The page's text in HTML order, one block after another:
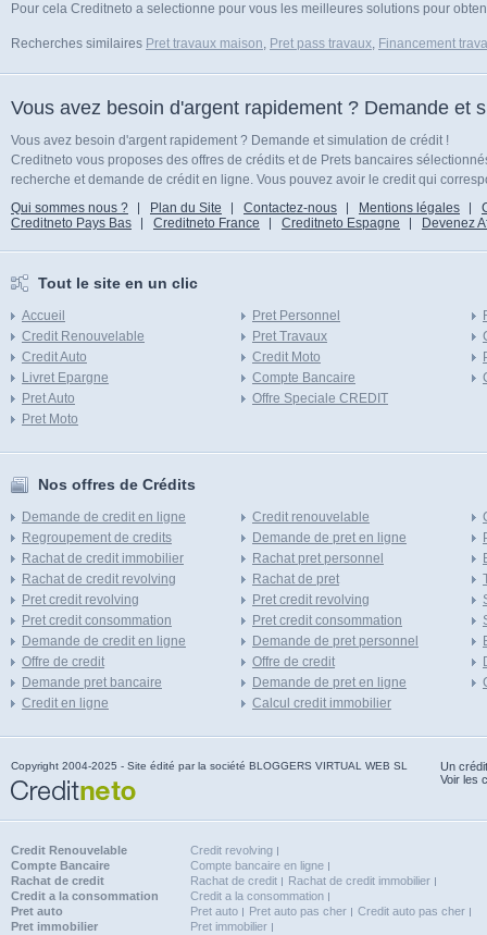
Pour cela Creditneto a selectionne pour vous les meilleures solutions pour
Recherches similaires Pret travaux maison, Pret pass travaux, Financement
Vous avez besoin d'argent rapidement ? Demande et
Vous avez besoin d'argent rapidement ? Demande et simulation de crédit !
Creditneto vous proposes des offres de crédits et de Prets bancaires
recherche et demande de crédit en ligne. Vous pouvez avoir le credit qui
Qui sommes nous ?
Plan du Site Contactez-nous Mentions légales
Creditneto Pays Bas
Creditneto France Creditneto Espagne Devenez
Tout le site en un clic
Accueil
Credit Renouvelable
Credit Auto
Livret Epargne
Pret Auto
Pret Moto
Pret Personnel
Pret Travaux
Credit Moto
Compte Bancaire
Offre Speciale CREDIT
Nos offres de Crédits
Demande de credit en ligne
Regroupement de credits
Rachat de credit immobilier
Rachat de credit revolving
Pret credit revolving
Pret credit consommation
Demande de credit en ligne
Offre de credit
Demande pret bancaire
Credit en ligne
Credit renouvelable
Demande de pret en ligne
Rachat pret personnel
Rachat de pret
Pret credit revolving
Pret credit consommation
Demande de pret personnel
Offre de credit
Demande de pret en ligne
Calcul credit immobilier
Copyright 2004-2025 - Site édité par la société BLOGGERS VIRTUAL WEB SL
Un
Voir les
Credit Renouvelable
Credit revolving
Compte Bancaire
Compte bancaire en ligne
Rachat de credit
Rachat de credit
Rachat de credit immobilier
Credit a la consommation
Credit a la consommation
Pret auto
Pret auto Pret auto pas cher
Credit auto pas cher
Pret immobilier
Pret immobilier